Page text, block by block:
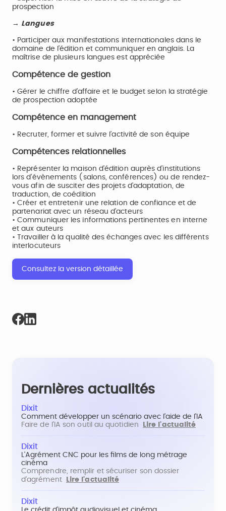
prospection
→ Langues
• Participer aux manifestations internationales dans le
domaine de l’édition et communiquer en anglais. La
maîtrise de plusieurs langues est appréciée
Compétence de gestion
• Gérer le chiffre d’affaire et le budget selon la stratégie
de prospection adoptée
Compétence en management
• Recruter, former et suivre l’activité de son équipe
Compétences relationnelles
• Représenter la maison d’édition auprès d’institutions
lors d’évènements (salons, conférences) ou de rendez-
vous afin de susciter des projets d’adaptation, de
traduction, de coédition
• Créer et entretenir une relation de confiance et de
partenariat avec un réseau d’acteurs
• Communiquer les informations pertinentes en interne
et aux auteurs
• Travailler à la qualité des échanges avec les différents
interlocuteurs
Consultez la version détaillée
Dernières actualités
Dixit
Comment développer un scénario avec l'aide de l'IA
Faire de l'IA son outil au quotidien
Lire l'actualité
Dixit
L'Agrément CNC pour les films de long métrage
cinéma
Comprendre, remplir et sécuriser son dossier
d'agrément
Lire l'actualité
Dixit